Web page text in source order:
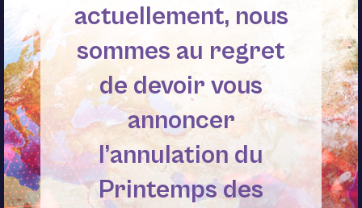
actuellement, nous
sommes au regret
de devoir vous
annoncer
l’annulation du
Printemps des